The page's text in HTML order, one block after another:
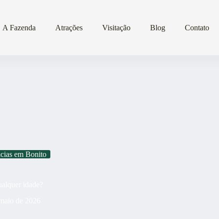
A Fazenda Atrações Visitação Blog Contato
em Bonito